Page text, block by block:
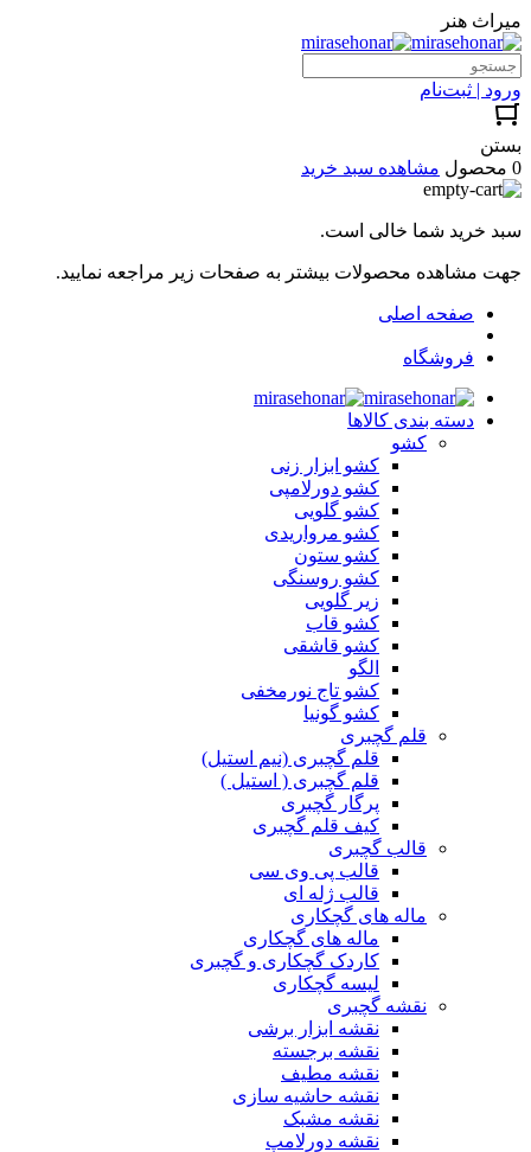
میراث هنر
ورود | ثبت‌نام
بستن
0 محصول
مشاهده سبد خرید
سبد خرید شما خالی است.
جهت مشاهده محصولات بیشتر به صفحات زیر مراجعه نمایید.
صفحه اصلی
فروشگاه
دسته بندی کالاها
کشو
کشو ابزار زنی
کشو دورلامپی
کشو گلویی
کشو مرواریدی
کشو ستون
کشو روسنگی
زیر گلویی
کشو قاب
کشو قاشقی
الگو
کشو تاج نورمخفی
کشو گونیا
قلم گچبری
قلم گچبری (نیم استیل)
قلم گچبری ( استیل )
پرگار گچبری
کیف قلم گچبری
قالب گچبری
قالب پی وی سی
قالب ژله ای
ماله های گچکاری
ماله های گچکاری
کاردک گچکاری و گچبری
لیسه گچکاری
نقشه گچبری
نقشه ابزار برشی
نقشه برجسته
نقشه مطیف
نقشه حاشیه سازی
نقشه مشبک
نقشه دورلامپ